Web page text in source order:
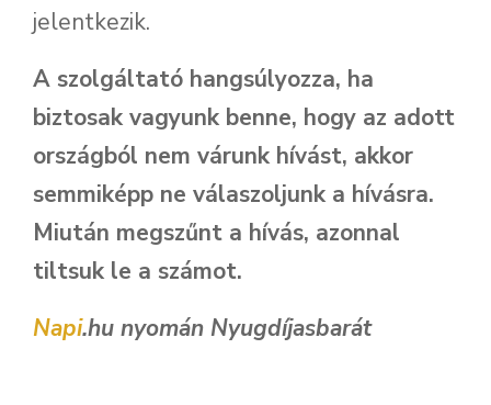
jelentkezik.
A szolgáltató hangsúlyozza, ha
biztosak vagyunk benne, hogy az adott
országból nem várunk hívást, akkor
semmiképp ne válaszoljunk a hívásra.
Miután megszűnt a hívás, azonnal
tiltsuk le a számot.
Napi.hu nyomán Nyugdíjasbarát